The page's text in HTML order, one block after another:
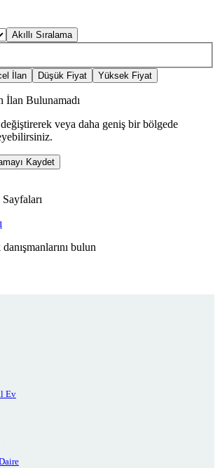
Akıllı Sıralama
İlan Düşük Fiyat Yüksek Fiyat
Bulunamadı
veya daha geniş bir bölgede
Kaydet
bulun
Ev